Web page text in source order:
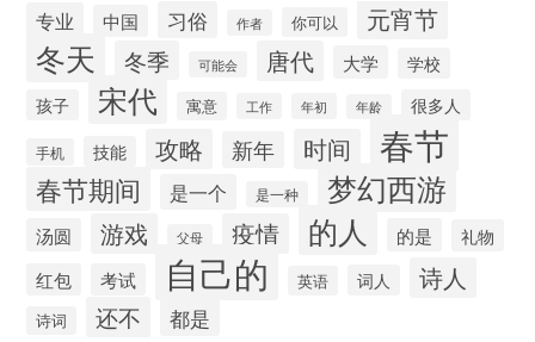
专业 中国 习俗 作者 你可以 元宵节
冬天 冬季 可能会 唐代 大学
学校
孩子
宋代 寓意 工作 年初 年龄 很多人
手机 技能 攻略 新年 时间 春节
春节期间 是一个 是一种 梦幻西游
汤圆 游戏 父母 疫情 的人 的是
礼物
红包
考试 自己的 英语 词人 诗人
诗词 还不 都是